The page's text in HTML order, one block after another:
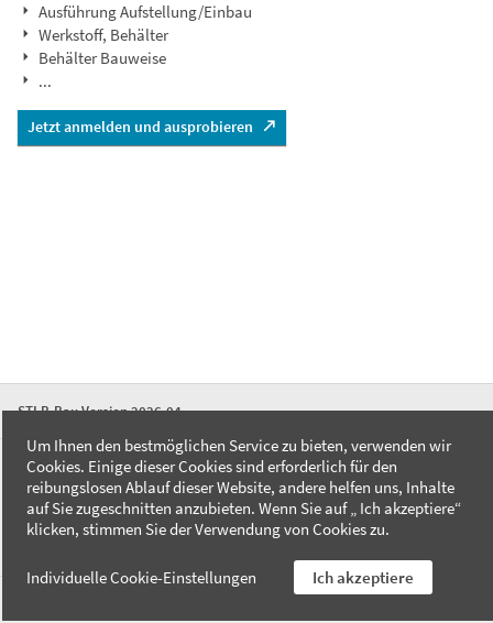
Ausführung Aufstellung/Einbau
Werkstoff, Behälter
Behälter Bauweise
...
Jetzt anmelden und ausprobieren
STLB-Bau Version 2026-04
FAQ
Kontakt
Datenschutzerklärung
Um Ihnen den bestmöglichen Service zu bieten, verwenden wir
Cookies. Einige dieser Cookies sind erforderlich für den
reibungslosen Ablauf dieser Website, andere helfen uns, Inhalte
auf Sie zugeschnitten anzubieten. Wenn Sie auf „ Ich akzeptiere“
klicken, stimmen Sie der Verwendung von Cookies zu.
Individuelle Cookie-Einstellungen Ich akzeptiere